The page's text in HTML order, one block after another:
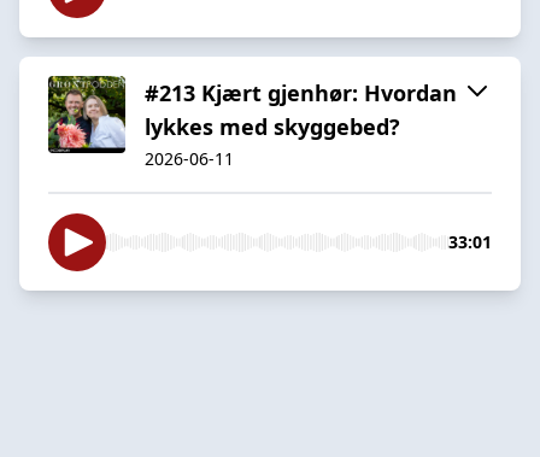
#213 Kjært gjenhør: Hvordan
lykkes med skyggebed?
2026-06-11
33:01